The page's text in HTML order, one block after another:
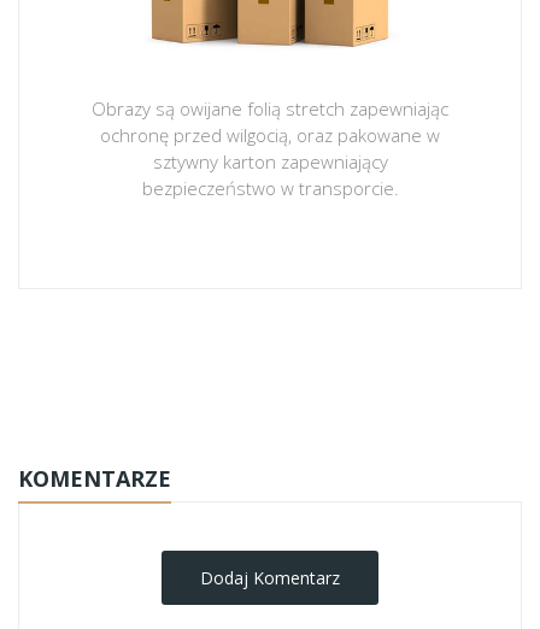
Obrazy są owijane folią stretch zapewniając
ochronę przed wilgocią, oraz pakowane w
sztywny karton zapewniający
bezpieczeństwo w transporcie.
KOMENTARZE
Dodaj Komentarz